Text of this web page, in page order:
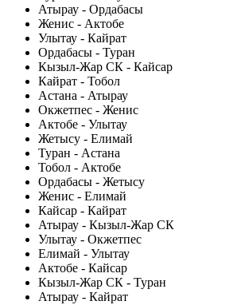
Атырау - Ордабасы
Женис - Актобе
Улытау - Кайрат
Ордабасы - Туран
Кызыл-Жар СК - Кайсар
Кайрат - Тобол
Астана - Атырау
Окжетпес - Женис
Актобе - Улытау
Жетысу - Елимай
Туран - Астана
Тобол - Актобе
Ордабасы - Жетысу
Женис - Елимай
Кайсар - Кайрат
Атырау - Кызыл-Жар СК
Улытау - Окжетпес
Елимай - Улытау
Актобе - Кайсар
Кызыл-Жар СК - Туран
Атырау - Кайрат